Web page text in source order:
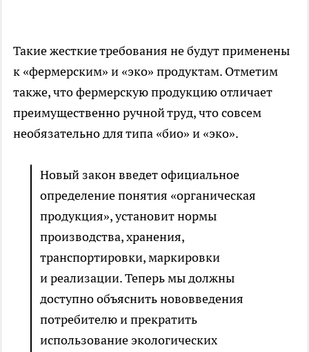
Такие жесткие требования не будут применены
к «фермерским» и «эко» продуктам. Отметим
также, что фермерскую продукцию отличает
преимущественно ручной труд, что совсем
необязательно для типа «био» и «эко».
Новый закон введет официальное
определение понятия «органическая
продукция», установит нормы
производства, хранения,
транспортировки, маркировки
и реализации. Теперь мы должны
доступно объяснить нововведения
потребителю и прекратить
использование экологических